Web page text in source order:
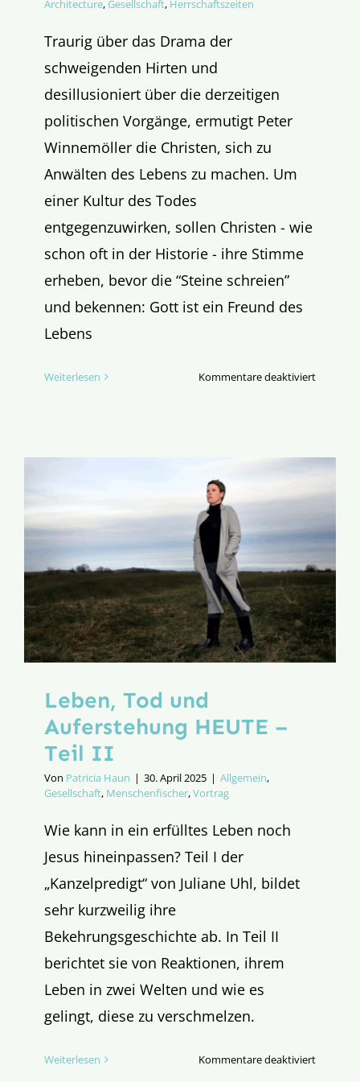
Architecture,Gesellschaft, Herrschaftszeiten
Traurig über das Drama der
schweigenden Hirten und
desillusioniert über die derzeitigen
politischen Vorgänge, ermutigt Peter
Winnemöller die Christen, sich zu
Anwälten des Lebens zu machen. Um
einer Kultur des Todes
entgegenzuwirken, sollen Christen - wie
schon oft in der Historie - ihre Stimme
erheben, bevor die “Steine schreien”
und bekennen: Gott ist ein Freund des
Lebens
Weiterlesen Kommentare deaktiviertfür
Steine
Leben, Tod und
Auferstehung HEUTE –
Teil II
Von Patricia Haun | 30. April 2025 | Allgemein,
Gesellschaft, Menschenfischer,Vortrag
Wie kann in ein erfülltes Leben noch
Jesus hineinpassen? Teil I der
„Kanzelpredigt“ von Juliane Uhl, bildet
sehr kurzweilig ihre
Bekehrungsgeschichte ab. In Teil II
berichtet sie von Reaktionen, ihrem
Leben in zwei Welten und wie es
gelingt, diese zu verschmelzen.
Weiterlesen Kommentare deaktiviertfür